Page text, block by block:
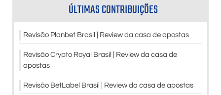
ÚLTIMAS CONTRIBUIÇÕES
Revisão Planbet Brasil | Review da casa de apostas
Revisão Crypto Royal Brasil | Review da casa de
apostas
Revisão BetLabel Brasil | Review da casa de apostas